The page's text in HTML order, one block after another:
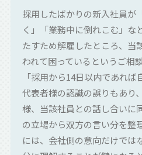
採用したばかりの新入社員が
く」「業務中に倒れこむ」な
たすため解雇したところ、当
われて困っているというご相
「採用から14日以内であれ
代表者様の認識の誤りもあり
様、当該社員との話し合いに
の立場から双方の言い分を整
には、会社側の意向だけでは